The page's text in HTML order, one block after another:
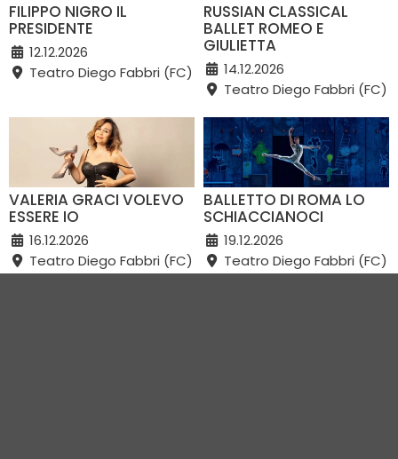
FILIPPO NIGRO IL
PRESIDENTE
12.12.2026
Teatro Diego Fabbri (FC)
RUSSIAN CLASSICAL
BALLET ROMEO E
GIULIETTA
14.12.2026
Teatro Diego Fabbri (FC)
VALERIA GRACI VOLEVO
ESSERE IO
16.12.2026
Teatro Diego Fabbri (FC)
BALLETTO DI ROMA LO
SCHIACCIANOCI
19.12.2026
Teatro Diego Fabbri (FC)